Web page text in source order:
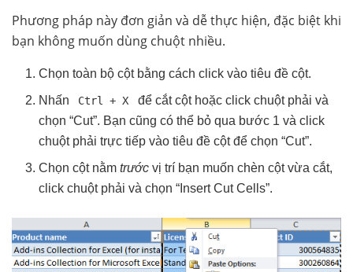
Phương pháp này đơn giản và dễ thực hiện, đặc biệt khi
bạn không muốn dùng chuột nhiều.
Chọn toàn bộ cột bằng cách click vào tiêu đề cột.
Nhấn
Ctrl + X
để cắt cột hoặc click chuột phải và
chọn “Cut”. Bạn cũng có thể bỏ qua bước 1 và click
chuột phải trực tiếp vào tiêu đề cột để chọn “Cut”.
Chọn cột nằmtrước vị trí bạn muốn chèn cột vừa cắt,
click chuột phải và chọn “Insert Cut Cells”.